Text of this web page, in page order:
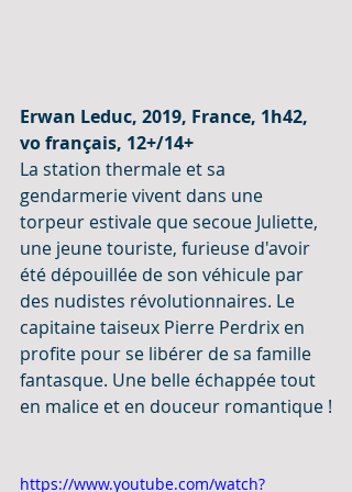
Erwan Leduc, 2019, France, 1h42,
vo français, 12+/14+
La station thermale et sa
gendarmerie vivent dans une
torpeur estivale que secoue Juliette,
une jeune touriste, furieuse d'avoir
été dépouillée de son véhicule par
des nudistes révolutionnaires. Le
capitaine taiseux Pierre Perdrix en
profite pour se libérer de sa famille
fantasque. Une belle échappée tout
en malice et en douceur romantique !
https://www.youtube.com/watch?